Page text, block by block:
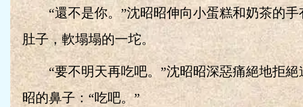
“還不是你。”沈昭昭伸向小蛋糕和奶茶的手
肚子，軟塌塌的一坨。
“要不明天再吃吧。”沈昭昭深惡痛絕地拒絕
昭的鼻子：“吃吧。”